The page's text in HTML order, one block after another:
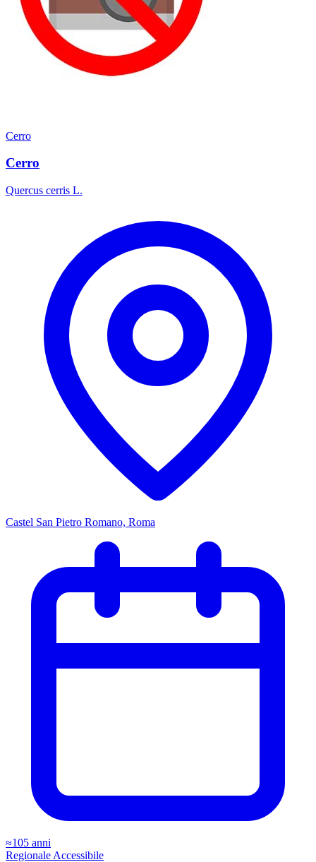
Cerro
Cerro
Quercus cerris L.
Castel San Pietro Romano, Roma
≈105 anni
Regionale Accessibile